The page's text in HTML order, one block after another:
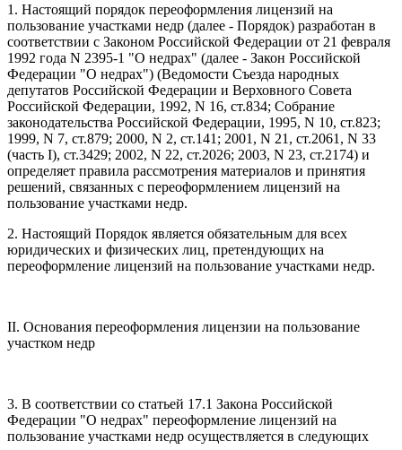
1. Настоящий порядок переоформления лицензий на
пользование участками недр (далее - Порядок) разработан в
соответствии с Законом Российской Федерации от 21 февраля
1992 года N 2395-1 "О недрах" (далее - Закон Российской
Федерации "О недрах") (Ведомости Съезда народных
депутатов Российской Федерации и Верховного Совета
Российской Федерации, 1992, N 16, ст.834; Собрание
законодательства Российской Федерации, 1995, N 10, ст.823;
1999, N 7, ст.879; 2000, N 2, ст.141; 2001, N 21, ст.2061, N 33
(часть I), ст.3429; 2002, N 22, ст.2026; 2003, N 23, ст.2174) и
определяет правила рассмотрения материалов и принятия
решений, связанных с переоформлением лицензий на
пользование участками недр.
2. Настоящий Порядок является обязательным для всех
юридических и физических лиц, претендующих на
переоформление лицензий на пользование участками недр.
II. Основания переоформления лицензии на пользование
участком недр
3. В соответствии со статьей 17.1 Закона Российской
Федерации "О недрах" переоформление лицензий на
пользование участками недр осуществляется в следующих